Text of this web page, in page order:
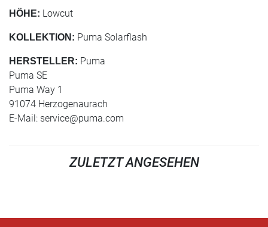
HÖHE: Lowcut
KOLLEKTION: Puma Solarflash
HERSTELLER: Puma
Puma SE
Puma Way 1
91074 Herzogenaurach
E-Mail: service@puma.com
ZULETZT ANGESEHEN